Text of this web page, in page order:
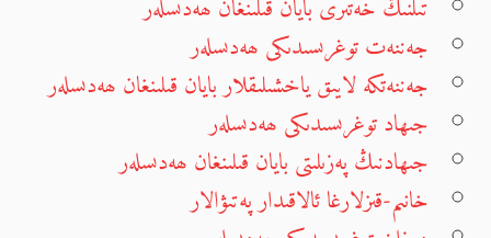
جەننەت توغرىسىدىكى ھەدىسلەر
جەننەتكە لايىق ياخشىلىقلار بايان قىلىنغان ھەدىسلەر
جىھاد توغرىسىدىكى ھەدىسلەر
جىھادنىڭ پەزىلىتى بايان قىلىنغان ھەدىسلەر
خانىم-قىزلارغا ئالاقىدار پەتىۋالار